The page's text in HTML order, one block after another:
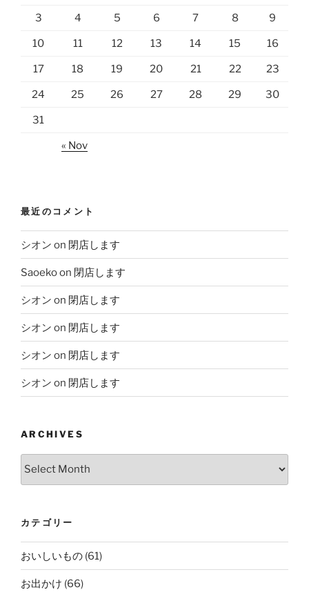
3 4 5 6 7 8 9
10 11 12 13 14 15 16
17 18 19 20 21 22 23
24 25 26 27 28 29 30
31
« Nov
最近のコメント
シオン on 閉店します
Saoekoon 閉店します
シオン on 閉店します
シオン on 閉店します
シオン on 閉店します
シオン on 閉店します
ARCHIVES
カテゴリー
おいしいもの (61)
お出かけ (66)